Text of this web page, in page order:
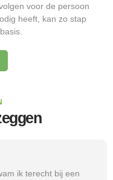
voor de persoon
heeft, kan zo stap
ik terecht bij een